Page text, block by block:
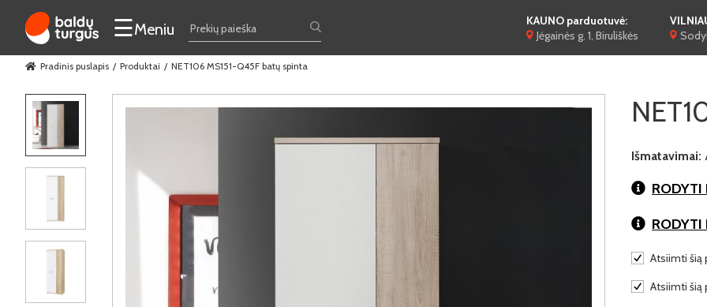
☰Meniu
KAUNO parduotuvė:
Jėgainės g. 1, Biruliškės
Pradinis puslapis Produktai NET106 MS151-Q45F batų spinta
Išmatavimai:
RODYTI
RODYTI
Atsiimti šią
Atsiimti šią